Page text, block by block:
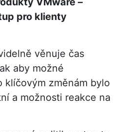
pro klienty
věnuje čas
aby možné
klíčovým změnám bylo
a možnosti reakce na